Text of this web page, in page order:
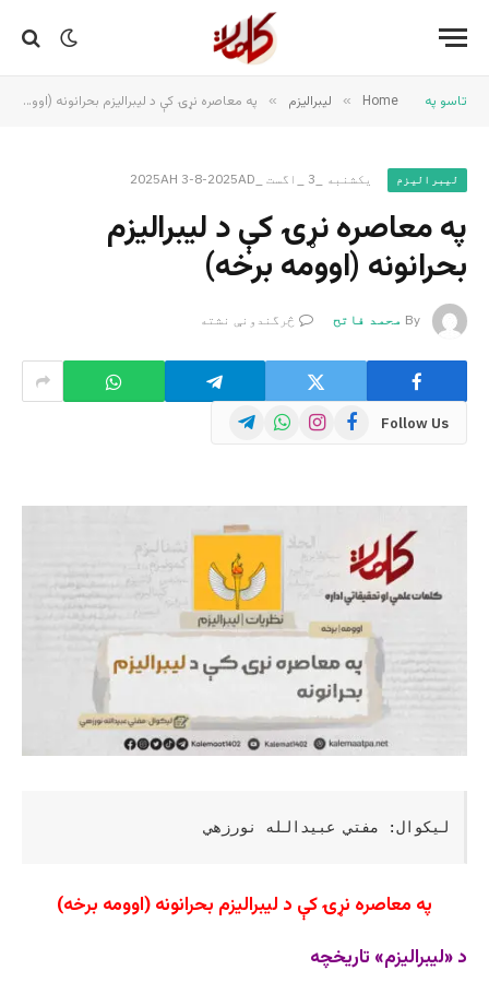
تاسو په Home
» لیبرالیزم » په معاصره نړۍ کې د لیبرالیزم بحرانونه (اوومه برخه)
لیبرالیزم یکشنبه _3 _اگست _2025AH 3-8-2025AD
په معاصره نړۍ کې د لیبرالیزم
بحرانونه (اوومه برخه)
By محمد فاتح څرگندونې نشته
Follow Us
Facebook
Instagram
WhatsApp
Telegram
لیکوال: مفتي عبیدالله نورزهي
په معاصره نړۍ کې د لیبرالیزم بحرانونه (اوومه برخه)
د «لیبرالیزم» تاریخچه